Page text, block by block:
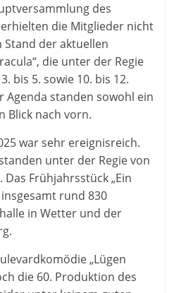
des
die Mitglieder nicht
der aktuellen
die unter der Regie
bis 5. sowie 10. bis 12.
Agenda standen sowohl ein
Blick nach vorn.
war sehr ereignisreich.
unter der Regie von
Frühjahrsstück „Ein
rund 830
in Wetter und der
„Lügen
die 60. Produktion des